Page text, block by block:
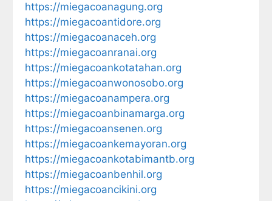
https://miegacoanagung.org
https://miegacoantidore.org
https://miegacoanaceh.org
https://miegacoanranai.org
https://miegacoankotatahan.org
https://miegacoanwonosobo.org
https://miegacoanampera.org
https://miegacoanbinamarga.org
https://miegacoansenen.org
https://miegacoankemayoran.org
https://miegacoankotabimantb.org
https://miegacoanbenhil.org
https://miegacoancikini.org